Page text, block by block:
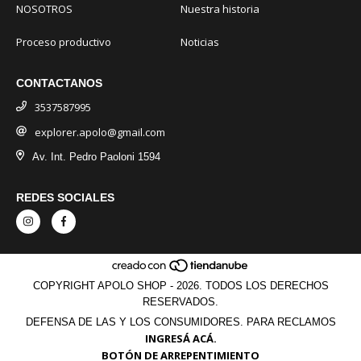
NOSOTROS Nuestra historia
Proceso productivo Noticias
CONTACTANOS
3537587995
explorer.apolo@gmail.com
Av. Int. Pedro Paoloni 1594
REDES SOCIALES
COPYRIGHT APOLO SHOP - 2026. TODOS LOS DERECHOS
RESERVADOS.
DEFENSA DE LAS Y LOS CONSUMIDORES. PARA RECLAMOS
INGRESÁ ACÁ.
BOTÓN DE ARREPENTIMIENTO